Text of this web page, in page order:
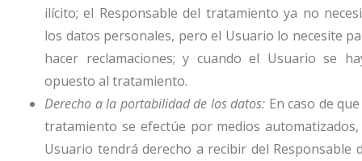
ilícito; el Responsable del tratamiento ya no
los datos personales, pero el Usuario lo necesite
hacer reclamaciones; y cuando el Usuario se
opuesto al tratamiento.
Derecho a la portabilidad de los datos: En caso de
tratamiento se efectúe por medios
Usuario tendrá derecho a recibir del Responsable